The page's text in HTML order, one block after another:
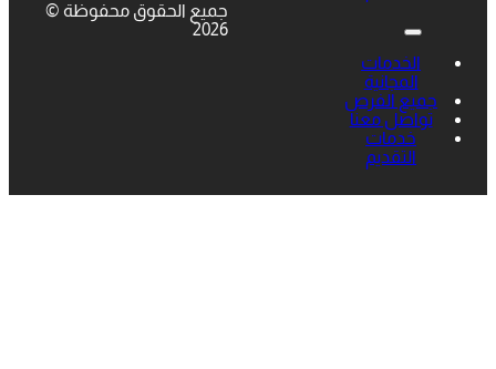
الخدمات
المجانية
جميع الفرص
تواصل معنا
خدمات
التقديم
جميع الحقوق محفوظة ©
2026